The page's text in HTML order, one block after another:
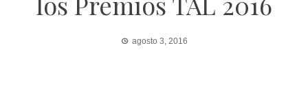
agosto 3, 2016